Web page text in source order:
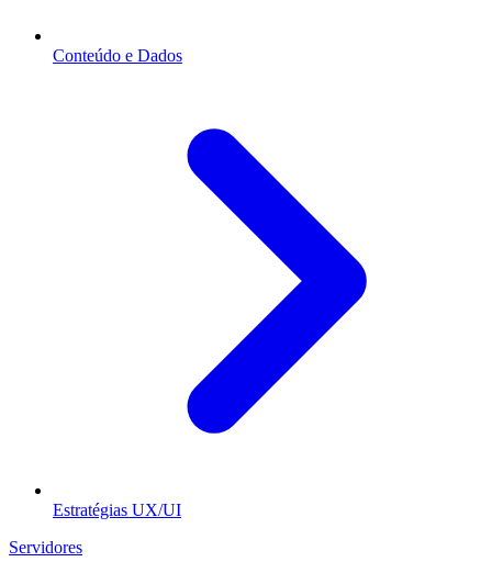
Conteúdo e Dados
Estratégias UX/UI
Servidores